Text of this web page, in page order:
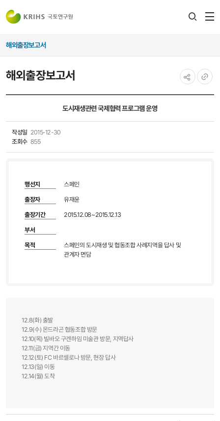
해외출장보고서
해외출장보고서
도시재생관련 국제협력 프로그램 운영
작성일 2015-12-30
조회수 855
행선지 스페인
출장자 유재윤
출장기간 2015.12.08~2015.12.13
부서
목적
스페인의 도시재생 및 협동조합 사례지역을 답사 및
관계자 면담
12.8(화) 출발
12.9(수) 몬드라곤 협동조합 방문
12.10(목) 빌바오 구겐하임 미술관 방문, 지역답사
12.11(금) 지역간 이동
12.12(토) FC 바르셀로나 방문, 현장 답사
12.13(일) 이동
12.14(월) 도착